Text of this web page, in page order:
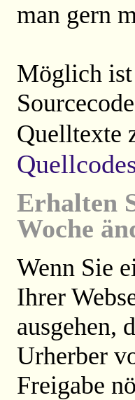
man gern
Möglich ist
Quelltexte
Erhalten
Woche
Wenn Sie
Ihrer
ausgehen,
Urherber
Freigabe